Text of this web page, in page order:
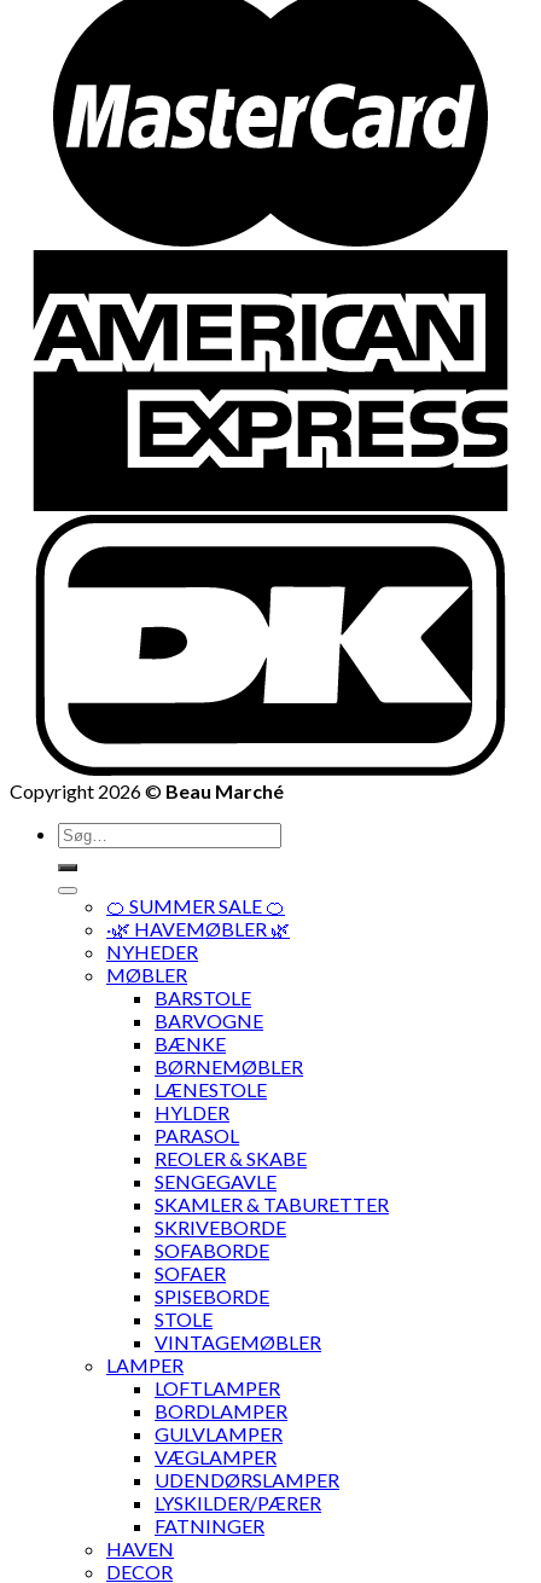
Copyright 2026 © Beau Marché
Søg
efter:
🍊 SUMMER SALE 🍊
·🌿 HAVEMØBLER 🌿
NYHEDER
MØBLER
BARSTOLE
BARVOGNE
BÆNKE
BØRNEMØBLER
LÆNESTOLE
HYLDER
PARASOL
REOLER & SKABE
SENGEGAVLE
SKAMLER & TABURETTER
SKRIVEBORDE
SOFABORDE
SOFAER
SPISEBORDE
STOLE
VINTAGEMØBLER
LAMPER
LOFTLAMPER
BORDLAMPER
GULVLAMPER
VÆGLAMPER
UDENDØRSLAMPER
LYSKILDER/PÆRER
FATNINGER
HAVEN
DECOR